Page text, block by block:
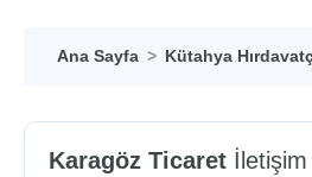
Ana Sayfa Kütahya
Karagöz Ticaret